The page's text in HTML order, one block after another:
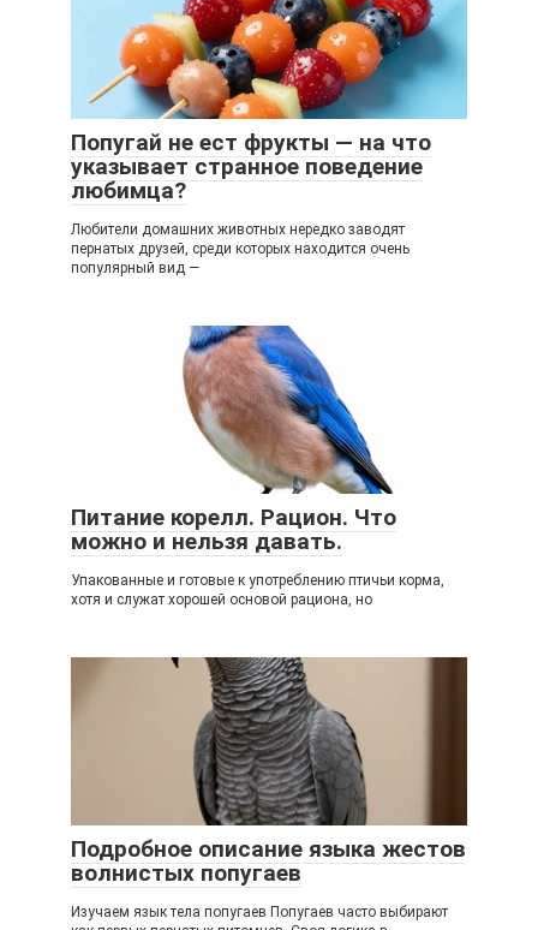
Попугай не ест фрукты — на что
указывает странное поведение
любимца?
Любители домашних животных нередко заводят
пернатых друзей, среди которых находится очень
популярный вид —
Питание корелл. Рацион. Что
можно и нельзя давать.
Упакованные и готовые к употреблению птичьи корма,
хотя и служат хорошей основой рациона, но
Подробное описание языка жестов
волнистых попугаев
Изучаем язык тела попугаев Попугаев часто выбирают